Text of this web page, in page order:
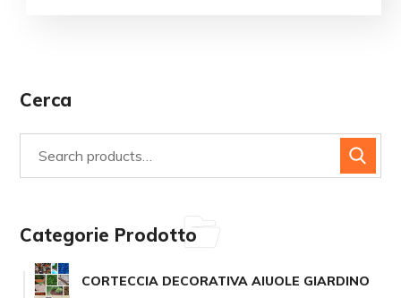
Le
opzioni
possono
scelte
nella
Cerca
Categorie Prodotto
CORTECCIA DECORATIVA AIUOLE GIARDINO